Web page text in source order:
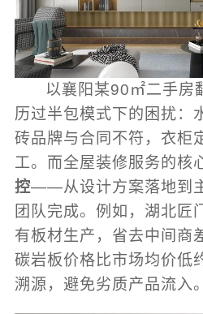
以襄阳某90㎡二手房
历过半包模式下的困扰：
砖品牌与合同不符，衣柜
工。而全屋装修服务的核
控——从设计方案落地到
团队完成。例如，湖北匠
有板材生产，省去中间商
碳岩板价格比市场均价低
溯源，避免劣质产品流入。